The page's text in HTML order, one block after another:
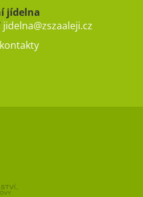
jídelna
jidelna@zszaaleji.cz